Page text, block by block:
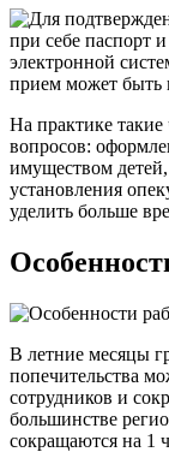
На практике
вопросов:
имуществом
установления
уделить больше
В летние месяцы
попечительства
сотрудников и
большинстве
сокращаются на 1